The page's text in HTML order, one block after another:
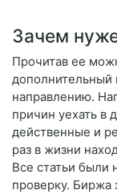
Зачем
Прочитав ее
дополнительный
направлению.
причин уехать в
действенные и
раз в жизни
Все статьи были
проверку. Биржа